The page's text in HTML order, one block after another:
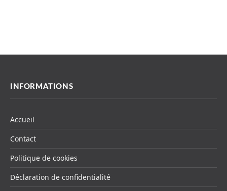
INFORMATIONS
Accueil
Contact
Politique de cookies
Déclaration de confidentialité